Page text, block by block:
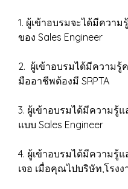
1. ผู้เข้าอบรมจะได้มีควา
ของ Sales Engineer
2. ผู้เข้าอบรมได้มีความรู้
มืออาชีพต้องมี SRPTA
3. ผู้เข้าอบรมได้มีความรู้
แบบ Sales Engineer
4. ผู้เข้าอบรมได้มีความรู้
เจอ เมื่อคุณไปบริษัท,โรง